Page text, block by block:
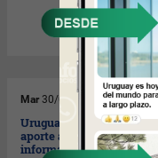
Mar 30/09/2008
Uruguayo reconocido por
aporte al desarrollo de la
informática.